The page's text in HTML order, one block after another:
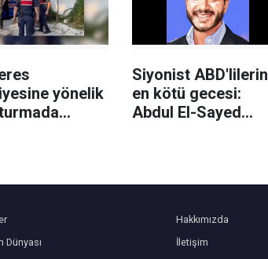
yönelik
Siyonist ABD'lilerin
en kötü gecesi:
Abdul El-Sayed
Dünyası
Hakkımızda
İletişim